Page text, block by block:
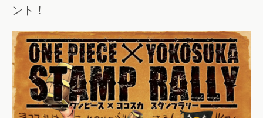
ント！